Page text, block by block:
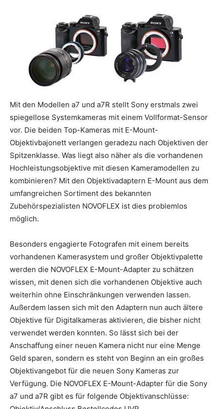
Mit den Modellen a7 und a7R stellt Sony erstmals zwei
spiegellose Systemkameras mit einem Vollformat-Sensor
vor. Die beiden Top-Kameras mit E-Mount-
Objektivbajonett verlangen geradezu nach Objektiven der
Spitzenklasse. Was liegt also näher als die vorhandenen
Hochleistungsobjektive mit diesen Kameramodellen zu
kombinieren? Mit den Objektivadaptern E-Mount aus dem
umfangreichen Sortiment des bekannten
Zubehörspezialisten NOVOFLEX ist dies problemlos
möglich.
Besonders engagierte Fotografen mit einem bereits
vorhandenen Kamerasystem und großer Objektivpalette
werden die NOVOFLEX E-Mount-Adapter zu schätzen
wissen, mit denen sich die vorhandenen Objektive auch
weiterhin ohne Einschränkungen verwenden lassen.
Außerdem lassen sich mit den Adaptern nun auch ältere
Objektive für Digitalkameras aktivieren, die bisher nicht
verwendet werden konnten. So lässt sich bei der
Anschaffung einer neuen Kamera nicht nur eine Menge
Geld sparen, sondern es steht von Beginn an ein großes
Objektivangebot für die neuen Sony Kameras zur
Verfügung. Die NOVOFLEX E-Mount-Adapter für die Sony
a7 und a7R gibt es für folgende Objektivanschlüsse: